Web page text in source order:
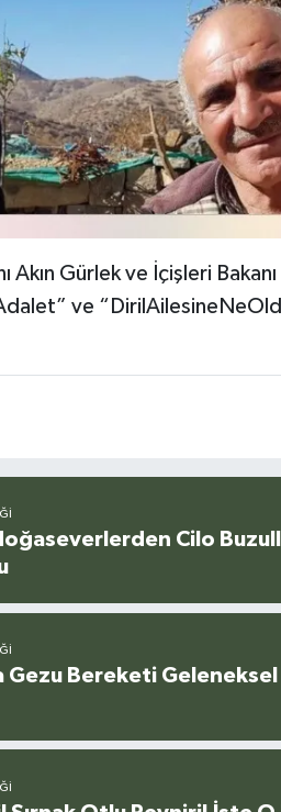
Akın Gürlek ve İçişleri
ve
Cilo
Gezu Bereketi